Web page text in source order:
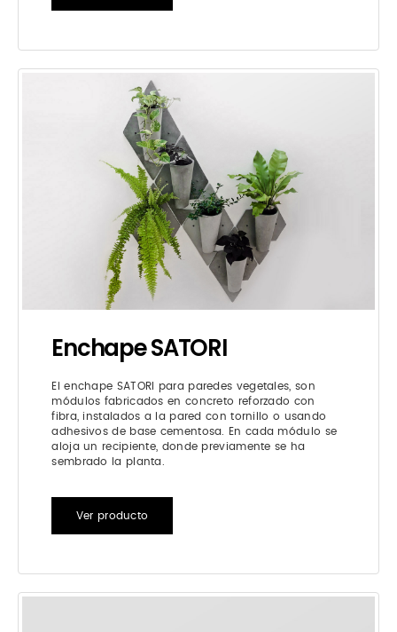
Enchape SATORI
El enchape SATORI para paredes vegetales, son
módulos fabricados en concreto reforzado con
fibra, instalados a la pared con tornillo o usando
adhesivos de base cementosa. En cada módulo se
aloja un recipiente, donde previamente se ha
sembrado la planta.
Ver producto